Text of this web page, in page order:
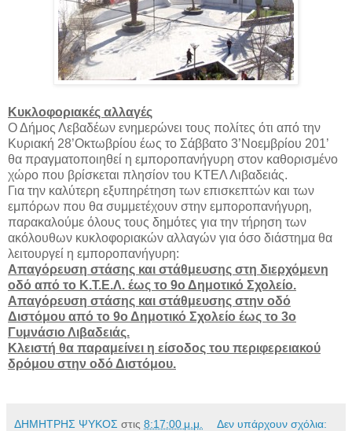
Κυκλοφοριακές αλλαγές
Ο Δήμος Λεβαδέων ενημερώνει τους πολίτες ότι από την
Κυριακή 28’Οκτωβρίου έως το Σάββατο 3’Νοεμβρίου 201’
θα πραγματοποιηθεί η εμποροπανήγυρη στον καθορισμένο
χώρο που βρίσκεται πλησίον του ΚΤΕΛ Λιβαδειάς.
Για την καλύτερη εξυπηρέτηση των επισκεπτών και των
εμπόρων που θα συμμετέχουν στην εμποροπανήγυρη‚
παρακαλούμε όλους τους δημότες για την τήρηση των
ακόλουθων κυκλοφοριακών αλλαγών για όσο διάστημα θα
λειτουργεί η εμποροπανήγυρη:
Απαγόρευση στάσης και στάθμευσης στη διερχόμενη
οδό από το Κ.Τ.Ε.Λ. έως το 9ο Δημοτικό Σχολείο.
Απαγόρευση στάσης και στάθμευσης στην οδό
Διστόμου από το 9ο Δημοτικό Σχολείο έως το 3ο
Γυμνάσιο Λιβαδειάς.
Κλειστή θα παραμείνει η είσοδος του περιφερειακού
δρόμου στην οδό Διστόμου.
ΔΗΜΗΤΡΗΣ ΨΥΚΟΣ στις 8:17:00 μ.μ. Δεν υπάρχουν σχόλια: